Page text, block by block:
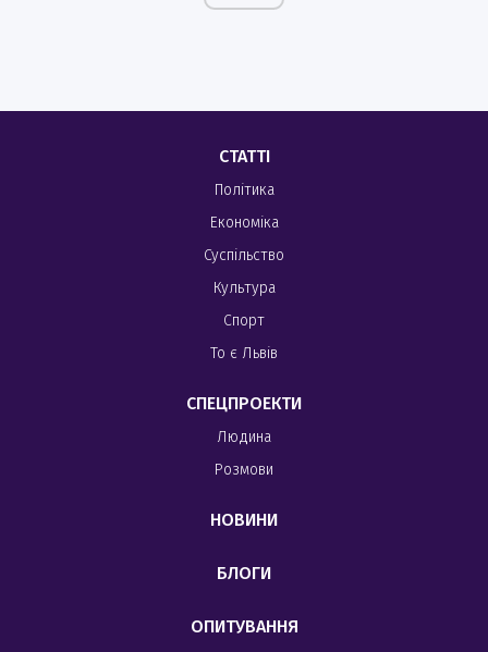
СТАТТІ
Політика
Економіка
Суспільство
Культура
Спорт
То є Львів
СПЕЦПРОЕКТИ
Людина
Розмови
НОВИНИ
БЛОГИ
ОПИТУВАННЯ